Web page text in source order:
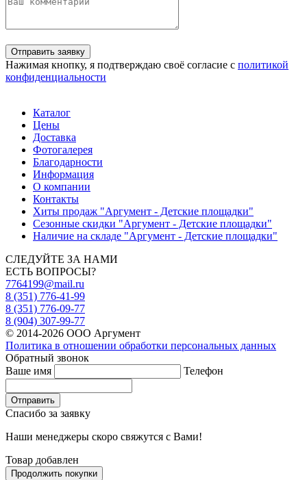
Отправить заявку
Нажимая кнопку, я подтверждаю своё согласие с политикой
конфиденциальности
Каталог
Цены
Доставка
Фотогалерея
Благодарности
Информация
О компании
Контакты
Хиты продаж "Аргумент - Детские площадки"
Сезонные скидки "Аргумент - Детские площадки"
Наличие на складе "Аргумент - Детские площадки"
СЛЕДУЙТЕ ЗА НАМИ
ЕСТЬ ВОПРОСЫ?
7764199@mail.ru
8 (351) 776-41-99
8 (351) 776-09-77
8 (904) 307-99-77
© 2014-2026 ООО Аргумент
Политика в отношении обработки персональных данных
Обратный звонок
Ваше имя
Телефон
Отправить
Спасибо за заявку
Наши менеджеры скоро свяжутся с Вами!
Товар добавлен
Продолжить покупки